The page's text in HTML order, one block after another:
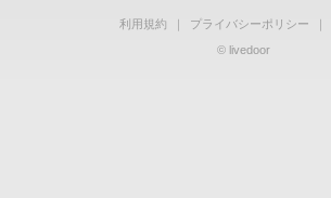
利用規約 ｜ プライバシーポリシー ｜
© livedoor